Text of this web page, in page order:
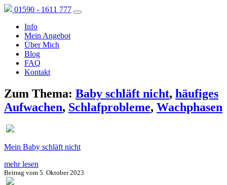
01590 - 1611 777
Info
Mein Angebot
Über Mich
Blog
FAQ
Kontakt
Zum Thema: Baby schläft nicht, häufiges
Aufwachen, Schlafprobleme, Wachphasen
Mein Baby schläft nicht
mehr lesen
Beitrag vom 5. Oktober 2023